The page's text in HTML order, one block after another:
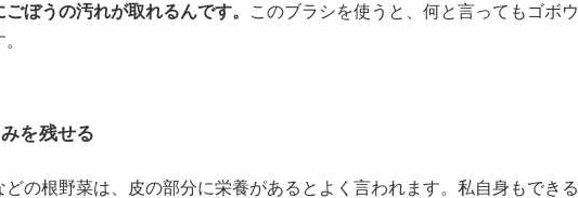
ぼうの汚れが取れるんです。
このブラシを使うと、何と言ってもゴボウ
を残せる
どの根野菜は、皮の部分に栄養があるとよく言われます。私自身もできる